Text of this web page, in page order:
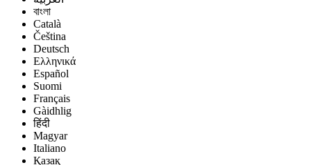
বাংলা
Català
Čeština
Deutsch
Ελληνικά
Español
Suomi
Français
Gàidhlig
हिंदी
Magyar
Italiano
Қазақ